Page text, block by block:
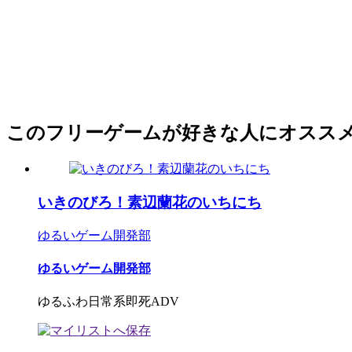
このフリーゲームが好きな人にオスス
いきのびろ！素辺蘭花のいちにち
ゆるいゲーム開発部
ゆるいゲーム開発部
ゆるふわ日常系即死ADV